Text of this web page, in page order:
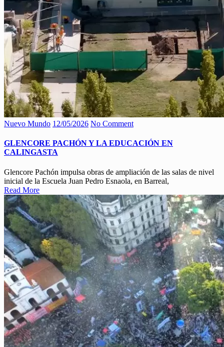
Nuevo Mundo 12/05/2026 No Comment
GLENCORE PACHÓN Y LA EDUCACIÓN EN
CALINGASTA
Glencore Pachón impulsa obras de ampliación de las salas de nivel
inicial de la Escuela Juan Pedro Esnaola, en Barreal,
Read More